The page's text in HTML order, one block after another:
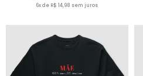
6x de R$ 14,98 sem juros